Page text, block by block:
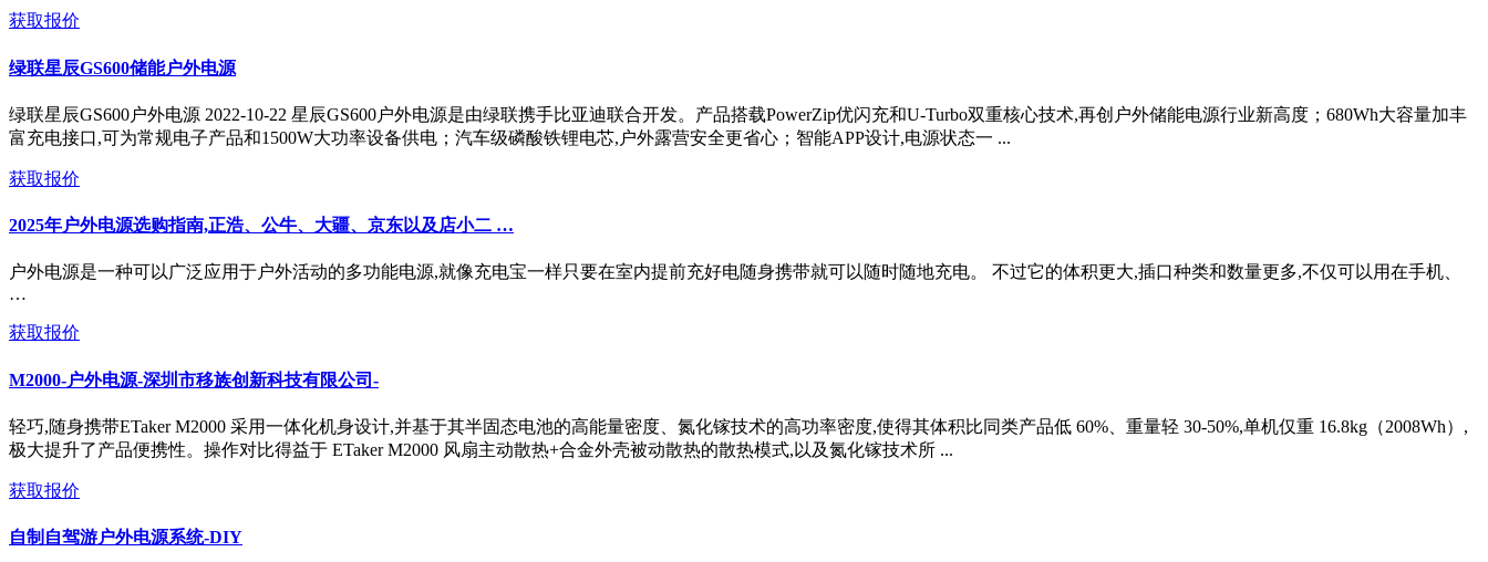
获取报价
绿联星辰GS600储能户外电源
绿联星辰GS600户外电源 2022-10-22 星辰GS600户外电源是由绿联携手比亚迪联合开发。产品搭载PowerZip优闪充和U-Turbo双重核心技术,再创户外储能电源行业新高度；680Wh大容量加丰
富充电接口,可为常规电子产品和1500W大功率设备供电；汽车级磷酸铁锂电芯,户外露营安全更省心；智能APP设计,电源状态一 ...
获取报价
2025年户外电源选购指南,正浩、公牛、大疆、京东以及店小二 …
户外电源是一种可以广泛应用于户外活动的多功能电源,就像充电宝一样只要在室内提前充好电随身携带就可以随时随地充电。 不过它的体积更大,插口种类和数量更多,不仅可以用在手机、
…
获取报价
M2000-户外电源-深圳市移族创新科技有限公司-
轻巧,随身携带ETaker M2000 采用一体化机身设计,并基于其半固态电池的高能量密度、氮化镓技术的高功率密度,使得其体积比同类产品低 60%、重量轻 30-50%,单机仅重 16.8kg（2008Wh）,
极大提升了产品便携性。操作对比得益于 ETaker M2000 风扇主动散热+合金外壳被动散热的散热模式,以及氮化镓技术所 ...
获取报价
自制自驾游户外电源系统-DIY